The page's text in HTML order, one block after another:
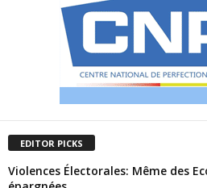
EDITOR PICKS
Violences Électorales: Même des